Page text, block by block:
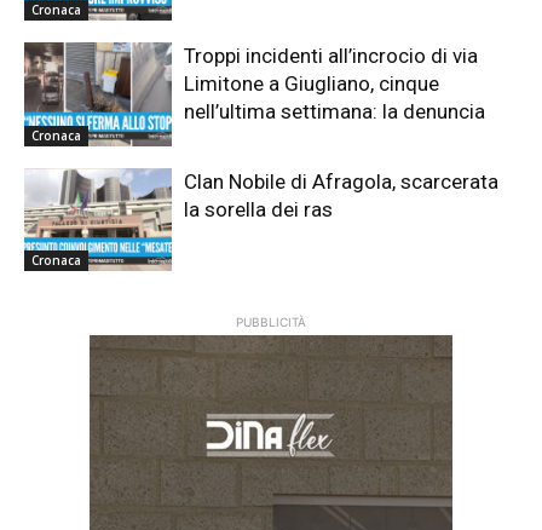
Cronaca
Cronaca
Troppi incidenti all’incrocio di via
Limitone a Giugliano, cinque
nell’ultima settimana: la denuncia
Cronaca
Clan Nobile di Afragola, scarcerata
la sorella dei ras
PUBBLICITÀ